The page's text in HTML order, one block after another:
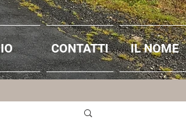
IO CONTATTI IL NOME